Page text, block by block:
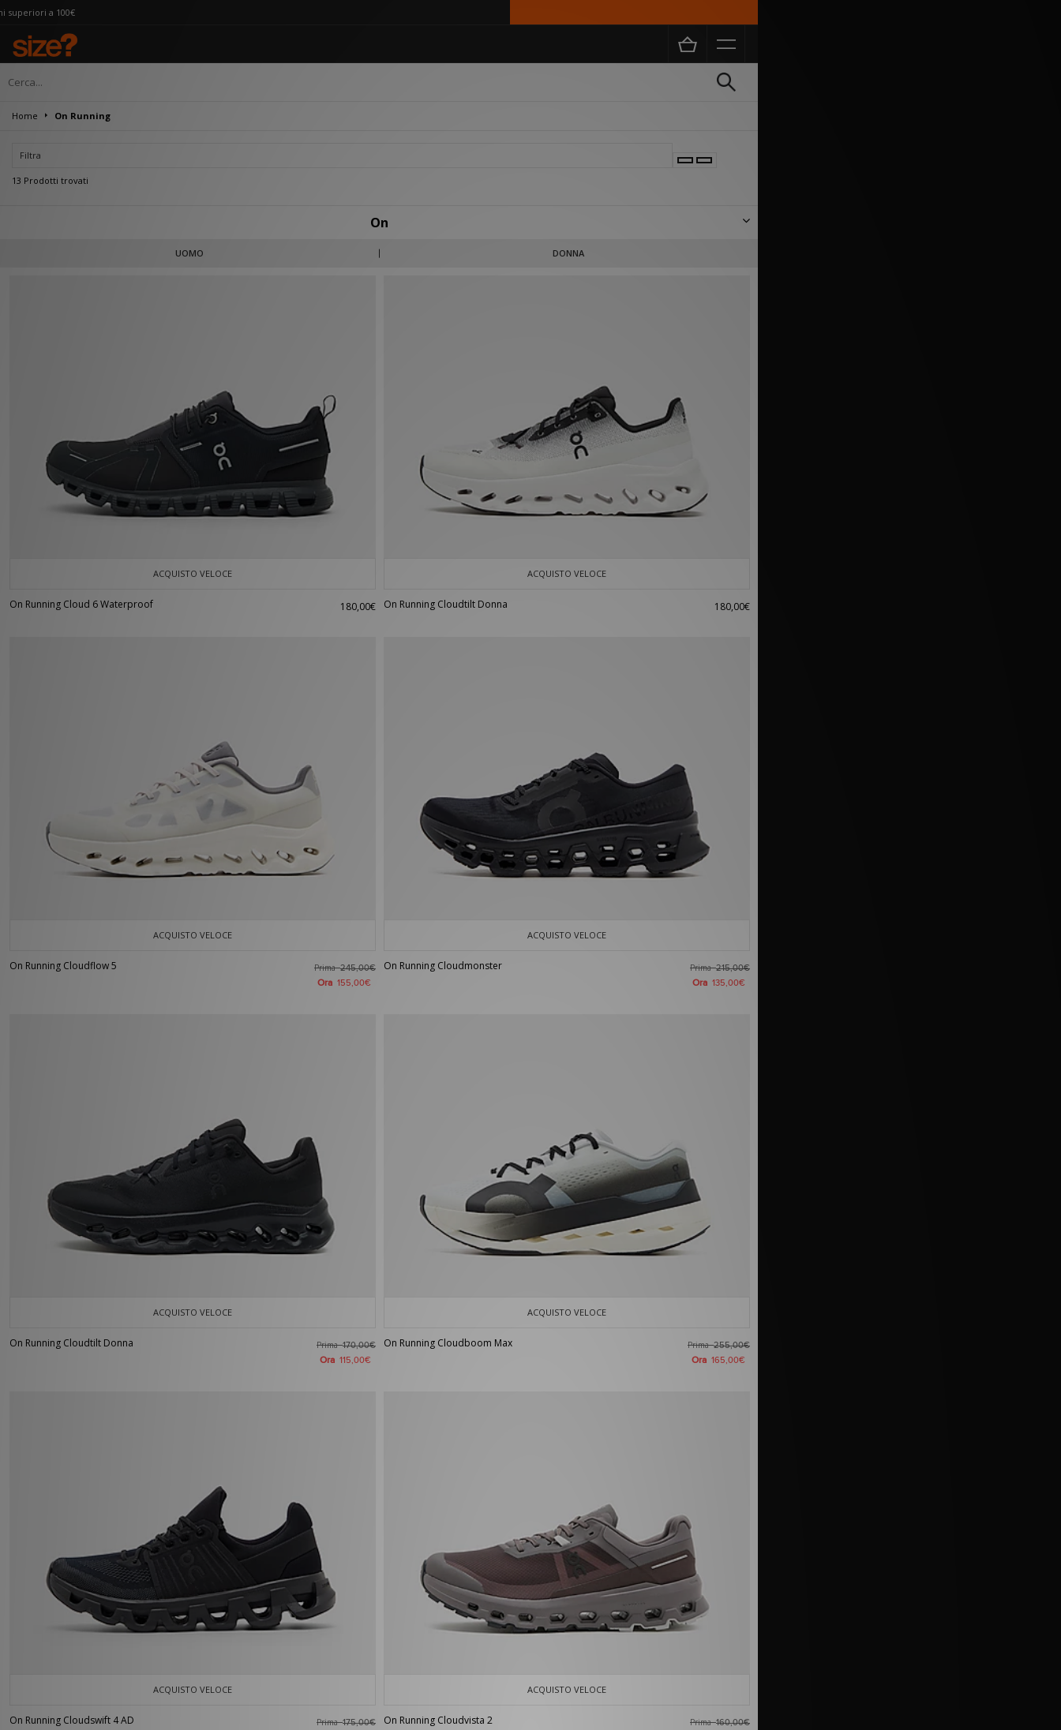
Home On Running
Filtra
13 Prodotti trovati
On
UOMO DONNA
Nata fra le alpi svizzere, On nacque con un solo scopo: rivoluzionare il mondo della corsa. L'idea era quella di creare qualcosa che permettesse ai piedi di toccare il
suolo comodamente quasi senza percepirlo, come se si stesse camminando su una nuvola, senza rinunciare alla forza esplosiva. Scopo pienamente raggiunto come
ACQUISTO VELOCE
On Running Cloud 6 Waterproof 180,00€
ACQUISTO VELOCE
On Running Cloudtilt Donna 180,00€
ACQUISTO VELOCE
On Running Cloudflow 5 Prima245,00€
Ora 155,00€
ACQUISTO VELOCE
On Running Cloudmonster Prima215,00€
Ora 135,00€
ACQUISTO VELOCE
On Running Cloudtilt Donna Prima170,00€
Ora 115,00€
ACQUISTO VELOCE
On Running Cloudboom Max Prima255,00€
Ora 165,00€
ACQUISTO VELOCE
On Running Cloudswift 4 AD Prima175,00€
ACQUISTO VELOCE
On Running Cloudvista 2 Prima160,00€